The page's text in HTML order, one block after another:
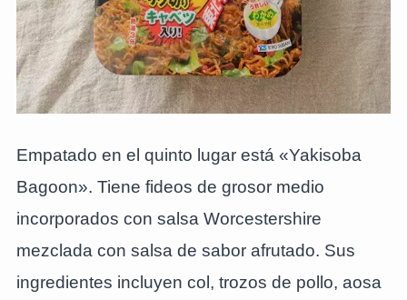
Empatado en el quinto lugar está «Yakisoba
Bagoon». Tiene fideos de grosor medio
incorporados con salsa Worcestershire
mezclada con salsa de sabor afrutado. Sus
ingredientes incluyen col, trozos de pollo, aosa